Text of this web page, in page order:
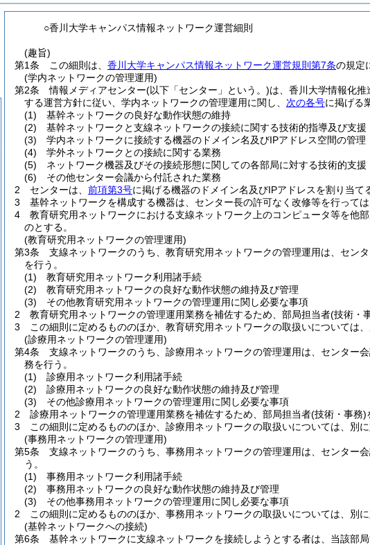
○香川大学キャンパス情報ネットワーク運営細則
(趣旨)
第1条
この細則は、 香川大学キャンパス情報ネットワーク運営規則第7条の規定
(学内ネットワークの管理運用)
第2条
情報メディアセンター(以下「センター」という。)は、香川大学情報化
する運営方針に従い、学内ネットワークの管理運用に関し、 次の各号に掲げる
(1)
基幹ネットワークの良好な動作状態の維持
(2)
基幹ネットワークと支線ネットワークの接続に関する技術的指導及び支援
(3)
学内ネットワークに接続する機器のドメイン名及びIPアドレス空間の管理
(4)
学外ネットワークとの接続に関する業務
(5)
ネットワーク機器及びその接続形態に関しての各部局に対する技術的支援
(6)
その他センター会議から付託された業務
2
センターは、 前項第3号に掲げる機器のドメイン名及びIPアドレスを割り当て
3
基幹ネットワークを構成する機器は、センター長の許可なく改修等を行っては
4
教育研究用ネットワークにおける支線ネットワーク上のコンピュータ等を他
のとする。
(教育研究用ネットワークの管理運用)
第3条
支線ネットワークのうち、教育研究用ネットワークの管理運用は、セン
を行う。
(1)
教育研究用ネットワーク利用諸手続
(2)
教育研究用ネットワークの良好な動作状態の維持及び管理
(3)
その他教育研究用ネットワークの管理運用に関し必要な事項
2
教育研究用ネットワークの管理運用業務を補佐するため、部局担当者(技術・
3
この細則に定めるもののほか、教育研究用ネットワークの取扱いについては、
(診療用ネットワークの管理運用)
第4条
支線ネットワークのうち、診療用ネットワークの管理運用は、センター
務を行う。
(1)
診療用ネットワーク利用諸手続
(2)
診療用ネットワークの良好な動作状態の維持及び管理
(3)
その他診療用ネットワークの管理運用に関し必要な事項
2
診療用ネットワークの管理運用業務を補佐するため、部局担当者(技術・事務)
3
この細則に定めるもののほか、診療用ネットワークの取扱いについては、別に
(事務用ネットワークの管理運用)
第5条
支線ネットワークのうち、事務用ネットワークの管理運用は、センター
う。
(1)
事務用ネットワーク利用諸手続
(2)
事務用ネットワークの良好な動作状態の維持及び管理
(3)
その他事務用ネットワークの管理運用に関し必要な事項
2
この細則に定めるもののほか、事務用ネットワークの取扱いについては、別に
(基幹ネットワークへの接続)
第6条
基幹ネットワークに支線ネットワークを接続しようとする者は、当該部